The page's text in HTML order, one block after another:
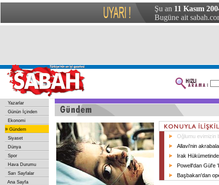
Şu an 11 Kasım
Bugüne ait
Yazarlar
Günün İçinden
Ekonomi
» Gündem
Siyaset
Dünya
Spor
Hava Durumu
Sarı Sayfalar
Ana Sayfa
Oğlumu evimizin
Allavi'nin
Irak
Powell'dan Gül'e
Başbakan'dan